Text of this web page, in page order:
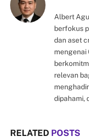
Albert
berfokus
dan aset
mengenai
relevan
dipahami,
RELATED POSTS